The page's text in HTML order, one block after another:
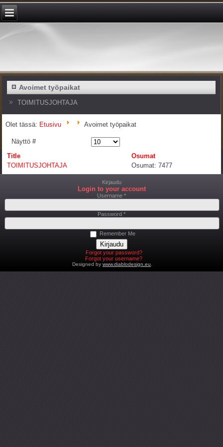
Avoimet työpaikat
TOIMITUSJOHTAJA
Olet tässä: Etusivu Avoimet työpaikat
Näyttö #
Title
Osumat
TOIMITUSJOHTAJA
Osumat: 7477
Kirjaudu
Login to your account
Username *
Password *
Remember Me
Forgot your password?
Forgot your username?
Designed by www.diablodesign.eu